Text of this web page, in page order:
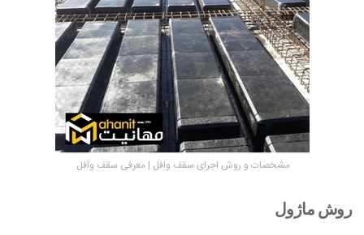
مشخصات و روش اجرای سقف وافل | معرفی سقف وافل
روش ماژول